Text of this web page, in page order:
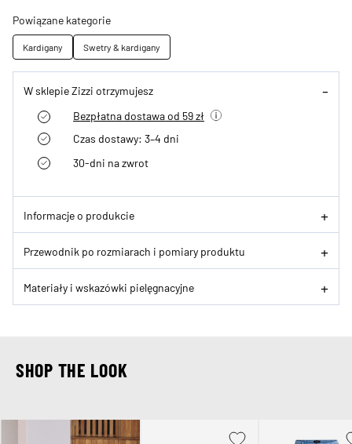
Powiązane kategorie
Kardigany Swetry & kardigany
W sklepie Zizzi otrzymujesz
Bezpłatna dostawa od 59 zł
Czas dostawy: 3–4 dni
30-dni na zwrot
Informacje o produkcie
Przewodnik po rozmiarach i pomiary produktu
Materiały i wskazówki pielęgnacyjne
SHOP THE LOOK